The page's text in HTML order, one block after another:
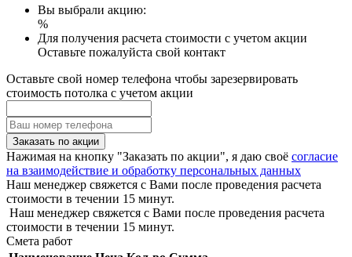
Вы выбрали акцию:
%
Для получения расчета стоимости с учетом акции
Оставьте пожалуйста свой контакт
Оставьте свой номер телефона чтобы зарезервировать
стоимость потолка с учетом акции
Заказать по акции
Нажимая на кнопку "Заказать по акции", я даю своё согласие
на взаимодействие и обработку персональных данных
Наш менеджер свяжется с Вами после проведения расчета
стоимости в течении 15 минут.
Наш менеджер свяжется с Вами после проведения расчета
стоимости в течении 15 минут.
Смета работ